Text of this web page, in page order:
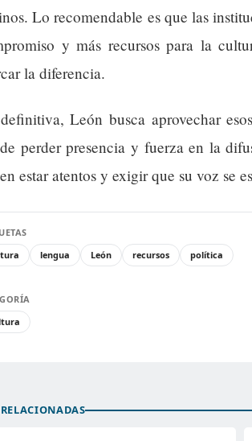
Lo recomendable es que las
y más recursos para la
la diferencia.
León busca aprovechar
perder presencia y fuerza en la
estar atentos y exigir que su voz se
lengua León recursos política